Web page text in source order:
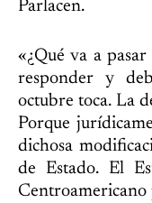
Parlacen.
«¿Qué va a
responder y
octubre toca. La
Porque
dichosa
de Estado. El
Centroamericano